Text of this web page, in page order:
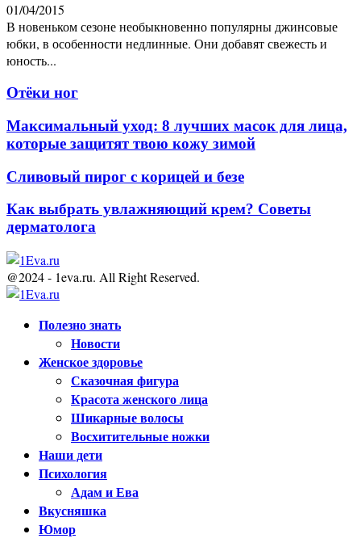
01/04/2015
В новеньком сезоне необыкновенно популярны джинсовые
юбки, в особенности недлинные. Они добавят свежесть и
юность...
Отёки ног
Максимальный уход: 8 лучших масок для лица,
которые защитят твою кожу зимой
Сливовый пирог c корицей и безе
Как выбрать увлажняющий крем? Советы
дерматолога
@2024 - 1eva.ru. All Right Reserved.
Полезно знать
Новости
Женское здоровье
Сказочная фигура
Красота женского лица
Шикарные волосы
Восхитительные ножки
Наши дети
Психология
Адам и Ева
Вкусняшка
Юмор